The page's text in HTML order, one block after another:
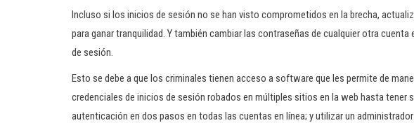
Incluso si los inicios de sesión no se han visto comprometidos en la brecha,
para ganar tranquilidad. Y también cambiar las contraseñas de cualquier otra
de sesión.
Esto se debe a que los criminales tienen acceso a software que les permite de
credenciales de inicios de sesión robados en múltiples sitios en la web hasta tener
autenticación en dos pasos en todas las cuentas en línea; y utilizar un